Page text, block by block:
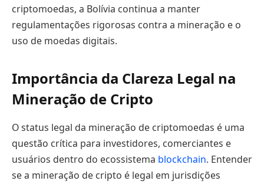
criptomoedas, a Bolívia continua a manter
regulamentações rigorosas contra a mineração e o
uso de moedas digitais.
Importância da Clareza Legal na
Mineração de Cripto
O status legal da mineração de criptomoedas é uma
questão crítica para investidores, comerciantes e
usuários dentro do ecossistema blockchain. Entender
se a mineração de cripto é legal em jurisdições